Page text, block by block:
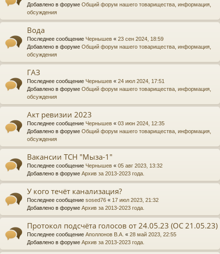
Добавлено в форуме Общий форум нашего товарищества, информация,
обсуждения
Вода
Последнее сообщение Чернышев « 23 сен 2024, 18:59
Добавлено в форуме Общий форум нашего товарищества, информация,
обсуждения
ГАЗ
Последнее сообщение Чернышев « 24 июл 2024, 17:51
Добавлено в форуме Общий форум нашего товарищества, информация,
обсуждения
Акт ревизии 2023
Последнее сообщение Чернышев « 03 июн 2024, 12:35
Добавлено в форуме Общий форум нашего товарищества, информация,
обсуждения
Вакансии ТСН "Мыза-1"
Последнее сообщение Чернышев « 05 авг 2023, 13:32
Добавлено в форуме Архив за 2013-2023 года.
У кого течёт канализация?
Последнее сообщение sosed76 « 17 июл 2023, 21:32
Добавлено в форуме Архив за 2013-2023 года.
Протокол подсчёта голосов от 24.05.23 (ОС 21.05.23)
Последнее сообщение Аполлонов В.А. « 28 май 2023, 22:55
Добавлено в форуме Архив за 2013-2023 года.